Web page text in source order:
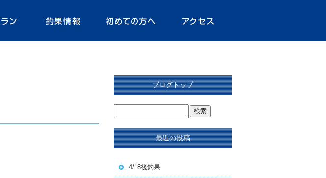
ブログトップ
最近の投稿
4/18筏釣果